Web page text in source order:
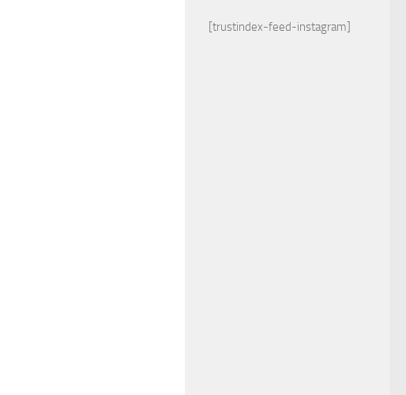
[trustindex-feed-instagram]